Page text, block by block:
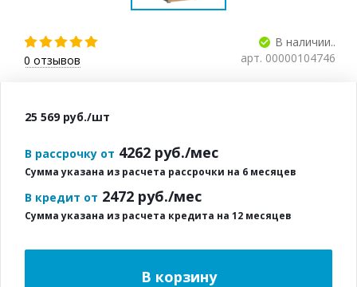
0 отзывов
В наличии..
арт. 00000104746
25 569 руб./шт
В рассрочку от 4262 руб./мес
Сумма указана из расчета рассрочки на 6 месяцев
В кредит от 2472 руб./мес
Сумма указана из расчета кредита на 12 месяцев
В корзину